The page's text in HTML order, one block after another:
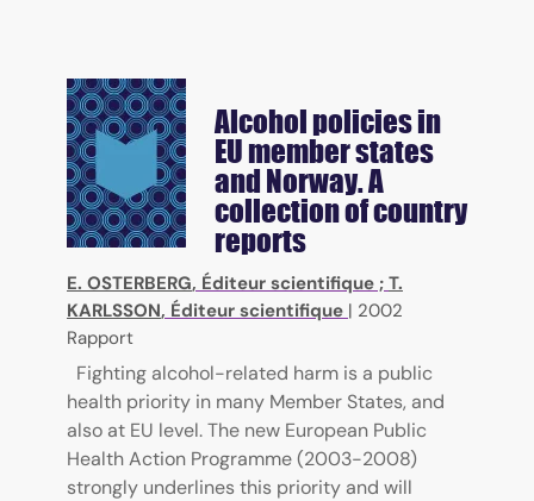
Alcohol policies in
EU member states
and Norway. A
collection of country
reports
E. OSTERBERG, Éditeur scientifique ; T.
KARLSSON, Éditeur scientifique | 2002
Rapport
Fighting alcohol-related harm is a public
health priority in many Member States, and
also at EU level. The new European Public
Health Action Programme (2003-2008)
strongly underlines this priority and will